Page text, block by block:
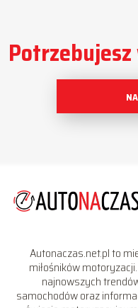
Autonaczas.net.pl to
miłośników
najnowszych
samochodów oraz